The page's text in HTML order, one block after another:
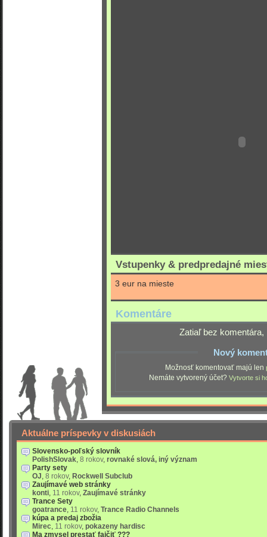
Vstupenky & predpredajné
3 eur na mieste
Komentáre
Zatiaľ bez komentára,
Nový
Možnosť komentovať majú len
Nemáte vytvorený účet? Vytvorte si
Aktuálne príspevky v diskusiách
Slovensko-poľský slovník
PolishSlovak, 8 rokov, rovnaké slová, iný význam
Party sety
OJ, 8 rokov, Rockwell Subclub
Zaujímavé web stránky
konti, 11 rokov, Zaujímavé stránky
Trance Sety
goatrance, 11 rokov, Trance Radio Channels
kúpa a predaj zbožia
Mirec, 11 rokov, pokazeny hardisc
Ma zmysel prestať fajčiť ???